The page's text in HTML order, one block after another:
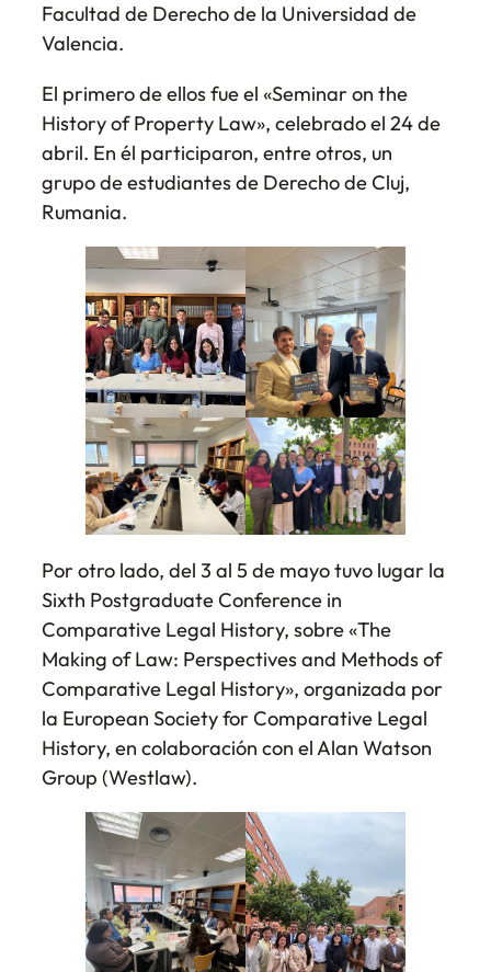
Facultad de Derecho de la Universidad de
Valencia.
El primero de ellos fue el «Seminar on the
History of Property Law», celebrado el 24 de
abril. En él participaron, entre otros, un
grupo de estudiantes de Derecho de Cluj,
Rumania.
Por otro lado, del 3 al 5 de mayo tuvo lugar la
Sixth Postgraduate Conference in
Comparative Legal History, sobre «The
Making of Law: Perspectives and Methods of
Comparative Legal History», organizada por
la European Society for Comparative Legal
History, en colaboración con el Alan Watson
Group (Westlaw).